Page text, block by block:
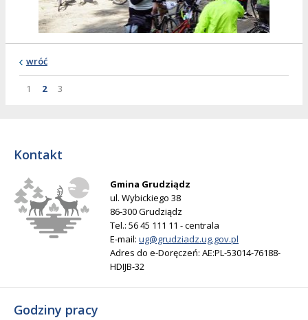
wróć
Strona
Strona
1 Strona
2 Strona
3
Kontakt
Gmina Grudziądz
ul. Wybickiego 38
86-300 Grudziądz
Tel.: 56 45 111 11 - centrala
E-mail: ug@grudziadz.ug.gov.pl
Adres do e-Doręczeń: AE:PL-53014-76188-
HDIJB-32
Godziny pracy